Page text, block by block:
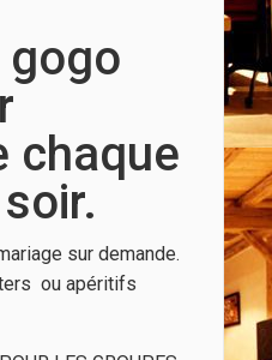
gogo
chaque
sur demande.
ou apéritifs